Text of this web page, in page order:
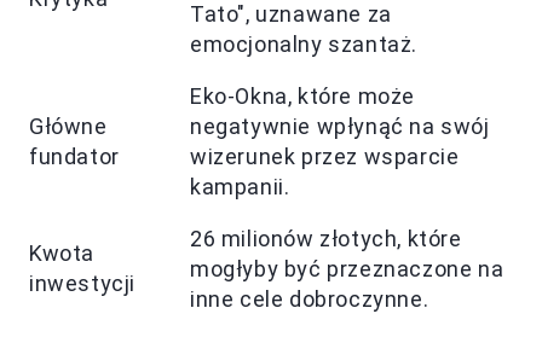
Tato", uznawane za
emocjonalny szantaż.
Główne
fundator
Eko-Okna, które może
negatywnie wpłynąć na swój
wizerunek przez wsparcie
kampanii.
Kwota
inwestycji
26 milionów złotych, które
mogłyby być przeznaczone na
inne cele dobroczynne.